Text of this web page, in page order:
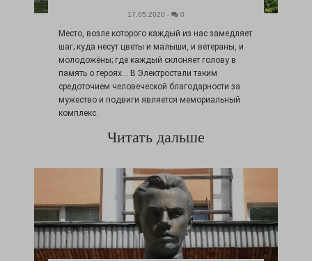
17.05.2020 - 0
Место, возле которого каждый из нас замедляет
шаг; куда несут цветы и малыши, и ветераны, и
молодожёны; где каждый склоняет голову в
память о героях... В Электростали таким
средоточием человеческой благодарности за
мужество и подвиги является мемориальный
комплекс.
Читать дальше